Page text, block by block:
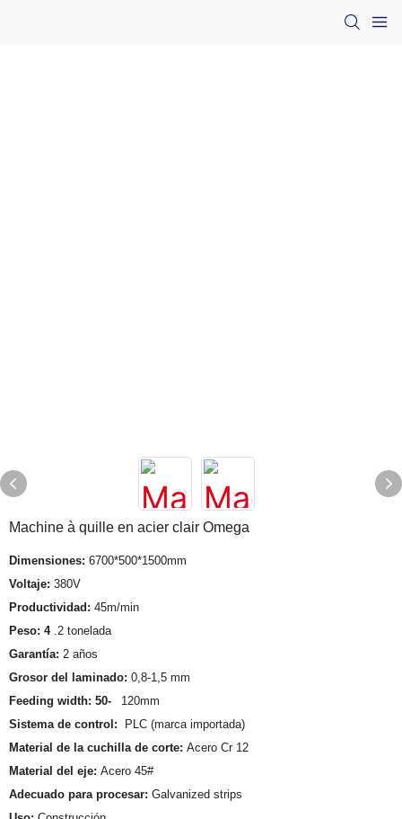
Machine à quille en acier clair Omega
Dimensiones: 6700*500*1500mm
Voltaje: 380V
Productividad: 45m/min
Peso: 4 .2 tonelada
Garantía: 2 años
Grosor del laminado: 0,8-1,5 mm
Feeding width: 50-
120mm
Sistema de control:
PLC (marca importada)
Material de la cuchilla de corte: Acero Cr 12
Material del eje: Acero 45#
Adecuado para procesar: Galvanized strips